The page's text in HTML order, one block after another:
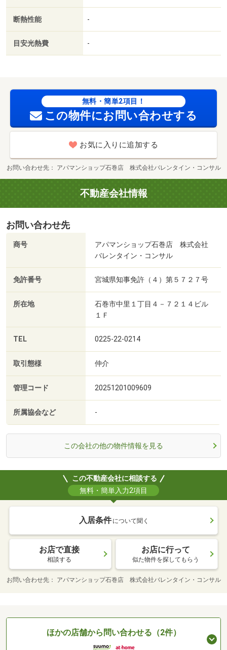
断熱性能 -
目安光熱費 -
無料・簡単2項目！
この物件にお問い合わせする
お気に入りに追加する
お問い合わせ先 アパマンショップ石巻店 株式会社バレンタイン・コンサル
不動産会社情報
お問い合わせ先
商号
アパマンショップ石巻店 株式会社
バレンタイン・コンサル
免許番号 宮城県知事免許（４）第５７２７号
所在地
石巻市中里１丁目４－７２１４ビル
１Ｆ
TEL 0225-22-0214
取引態様 仲介
管理コード 20251201009609
所属協会など -
この会社の他の物件情報を見る
この不動産会社に相談する
無料・簡単入力2項目
入居条件 について聞く
お店で直接
相談する
お店に行って
似た物件を探してもらう
お問い合わせ先 アパマンショップ石巻店 株式会社バレンタイン・コンサル
ほかの店舗から問い合わせる（2件）